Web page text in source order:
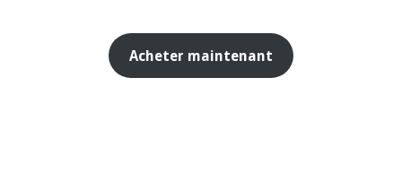
Acheter maintenant